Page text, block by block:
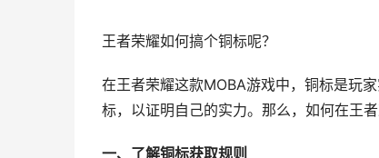
王者荣耀如何搞个铜标呢？
在王者荣耀这款MOBA游戏中，铜标是玩
标，以证明自己的实力。那么，如何在王
一、了解铜标获取规则